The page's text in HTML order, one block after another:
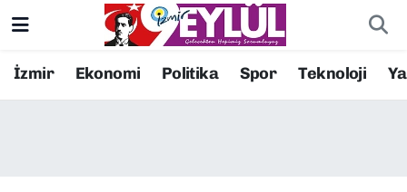
İzmir Ekonomi Politika Spor Teknoloji
Resmi İlanlar
Konak Nöbetçi Eczaneler